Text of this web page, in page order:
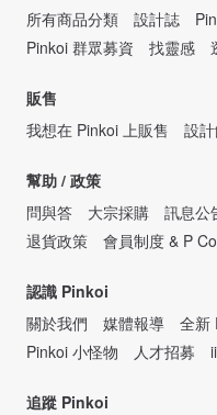
所有商品分類
設計誌
Pinkoi 群眾募資
找靈感
販售
我想在 Pinkoi 上販售
設
幫助 / 政策
問與答
大宗採購 訊息公
退貨政策
會員制度 & P
認識 Pinkoi
關於我們
媒體報導 全新
Pinkoi 小怪物
人才招募
追蹤 Pinkoi